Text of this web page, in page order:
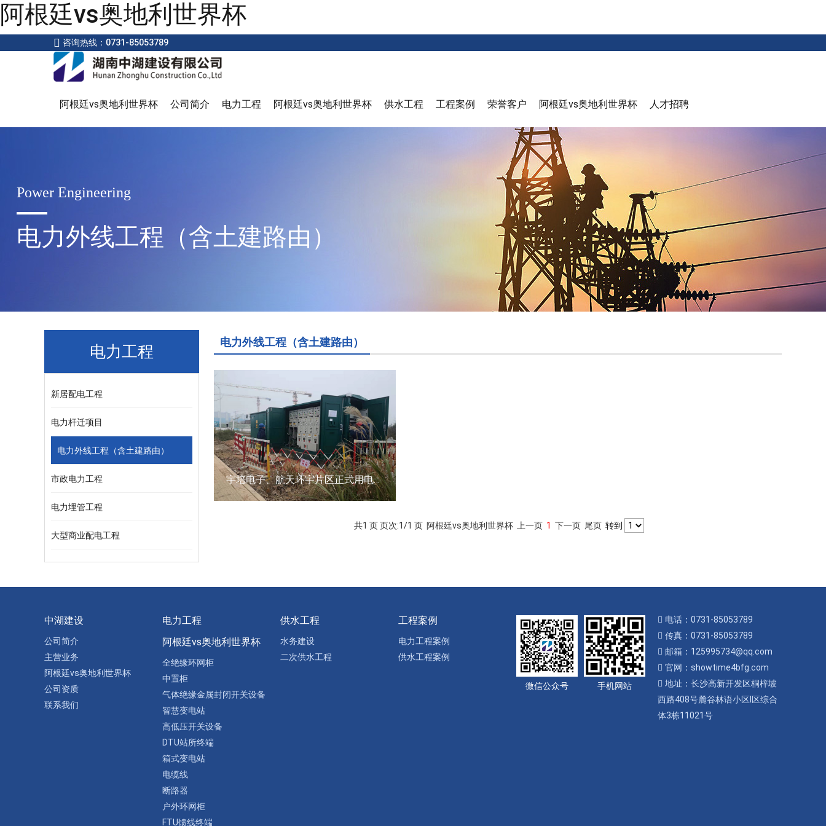
阿根廷vs奥地利世界杯
咨询热线：0731-85053789
阿根廷vs奥地利世界杯 公司简介 电力工程 阿根廷vs奥地利世界杯 供水工程 工程案例 荣誉客户 阿根廷vs奥地利世界杯 人才招聘
Power Engineering
电力外线工程（含土建路由）
电力工程
新居配电工程
电力杆迁项目
电力外线工程（含土建路由）
市政电力工程
电力埋管工程
大型商业配电工程
电力外线工程（含土建路由）
宇培电子、航天环宇片区正式用电外线工程施工+运营项目
共1 页 页次:1/1 页 阿根廷vs奥地利世界杯 上一页 1 下一页 尾页 转到
中湖建设
公司简介
主营业务
阿根廷vs奥地利世界杯
公司资质
联系我们
电力工程
阿根廷vs奥地利世界杯
全绝缘环网柜
中置柜
气体绝缘金属封闭开关设备
智慧变电站
高低压开关设备
DTU站所终端
箱式变电站
电缆线
断路器
户外环网柜
FTU馈线终端
供水工程
水务建设
二次供水工程
工程案例
电力工程案例
供水工程案例
微信公众号 手机网站
电话：0731-85053789
传真：0731-85053789
邮箱：125995734@qq.com
官网：showtime4bfg.com
地址：长沙高新开发区桐梓坡
西路408号麓谷林语小区I区综合
体3栋11021号